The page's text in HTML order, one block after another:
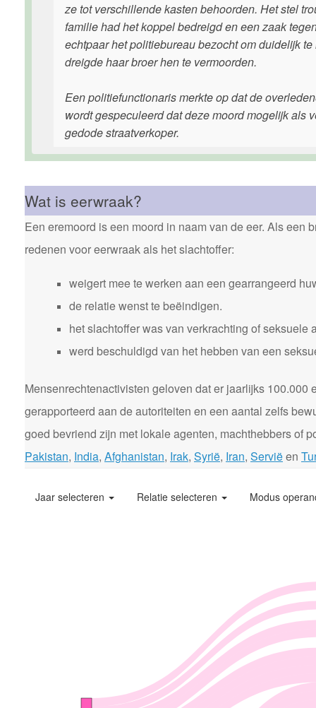
ze tot verschillende kasten behoorden. Het stel
familie had het koppel bedreigd en een zaak
echtpaar het politiebureau bezocht om duidelijk
dreigde haar broer hen te vermoorden.
Een politiefunctionaris merkte op dat de
wordt gespeculeerd dat deze moord mogelijk als
gedode straatverkoper.
Wat is eerwraak?
Een eremoord is een moord in naam van de eer. Als een
redenen voor eerwraak als het slachtoffer:
weigert mee te werken aan een gearrangeerd
de relatie wenst te beëindigen.
het slachtoffer was van verkrachting of seksuele
werd beschuldigd van het hebben van een
Mensenrechtenactivisten geloven dat er jaarlijks
gerapporteerd aan de autoriteiten en een aantal zelfs
goed bevriend zijn met lokale agenten, machthebbers of
Pakistan, India, Afghanistan, Irak, Syrië, Iran, Serviëen